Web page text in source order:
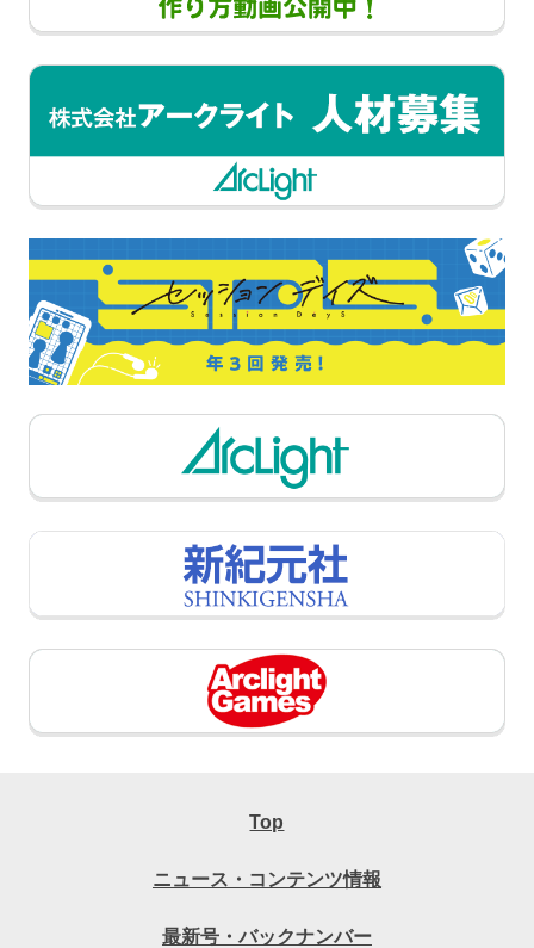
Top
ニュース・コンテンツ情報
最新号・バックナンバー